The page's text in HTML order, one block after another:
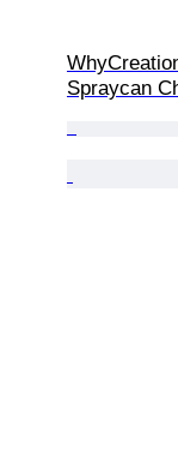
Spraycan